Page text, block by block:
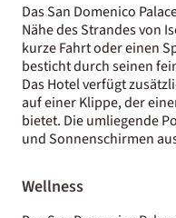
Das San Domenico
Nähe des Strandes von
kurze Fahrt oder einen
besticht durch seinen
Das Hotel verfügt
auf einer Klippe, der
bietet. Die umliegende
und Sonnenschirmen
Wellness